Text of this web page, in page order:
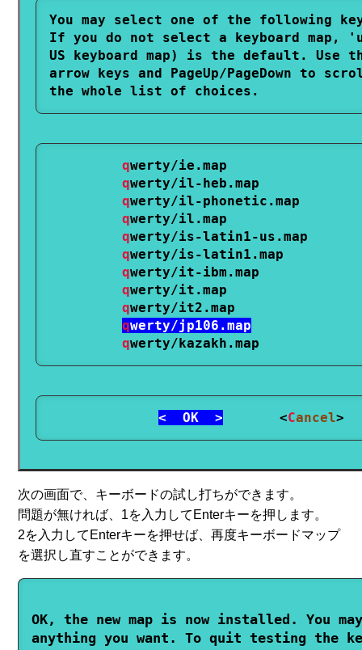
You may select one of the following
If you do not select a keyboard map,
US keyboard map) is the default. Use the
arrow keys and PageUp/PageDown to
qwerty/ie.map
qwerty/il-heb.map
qwerty/il-phonetic.map
qwerty/il.map
qwerty/is-latin1-us.map
qwerty/is-latin1.map
qwerty/it-ibm.map
qwerty/it.map
qwerty/it2.map
qwerty/jp106.map
q
<  OK  >
       <
Cancel>
次の画面で、キーボードの試し打ちができます。
問題が無ければ、1を入力してEnterキーを押します。
2を入力してEnterキーを押せば、再度キーボードマップ
を選択し直すことができます。
OK, the new map is now installed. You
anything you want. To quit testing the